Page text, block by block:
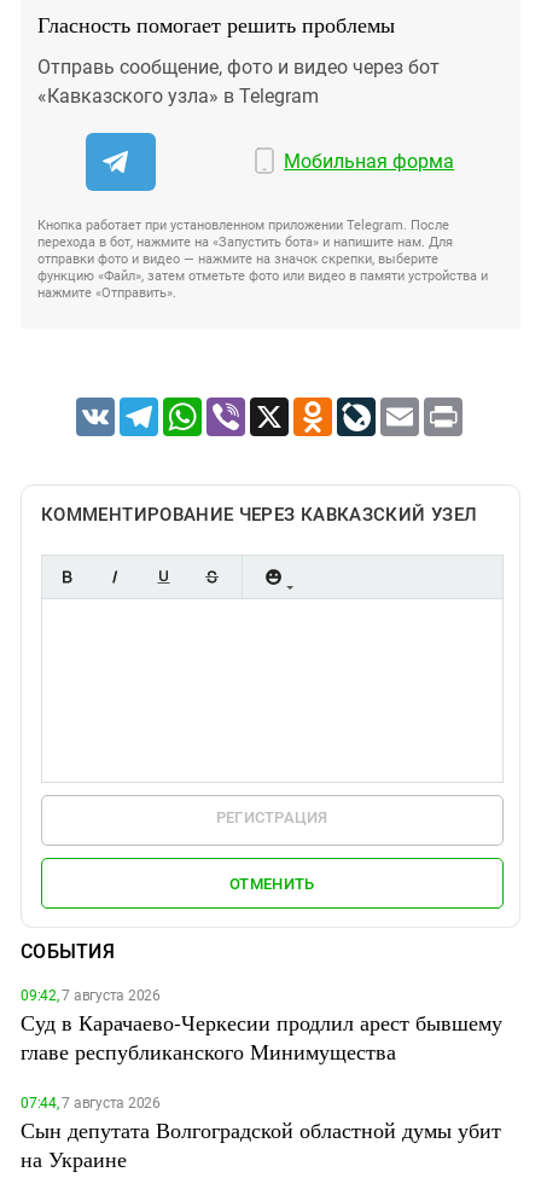
Гласность помогает решить проблемы
Отправь сообщение, фото и видео через бот
«Кавказского узла» в Telegram
Мобильная форма
Кнопка работает при установленном приложении Telegram. После
перехода в бот, нажмите на «Запустить бота» и напишите нам. Для
отправки фото и видео — нажмите на значок скрепки, выберите
функцию «Файл», затем отметьте фото или видео в памяти устройства и
нажмите «Отправить».
VK TelegramWhatsApp
Viber X Odnoklassniki
LiveJournal
Email Print
КОММЕНТИРОВАНИЕ ЧЕРЕЗ КАВКАЗСКИЙ УЗЕЛ
РЕГИСТРАЦИЯ
ОТМЕНИТЬ
СОБЫТИЯ
09:42,7 августа 2026
Суд в Карачаево-Черкесии продлил арест бывшему
главе республиканского Минимущества
07:44,7 августа 2026
Сын депутата Волгоградской областной думы убит
на Украине